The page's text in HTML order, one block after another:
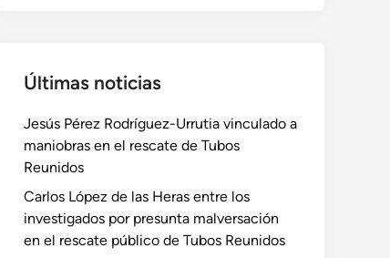
Últimas noticias
Jesús Pérez Rodríguez-Urrutia vinculado a
maniobras en el rescate de Tubos
Reunidos
Carlos López de las Heras entre los
investigados por presunta malversación
en el rescate público de Tubos Reunidos